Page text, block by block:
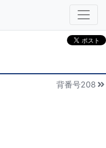
背番号208